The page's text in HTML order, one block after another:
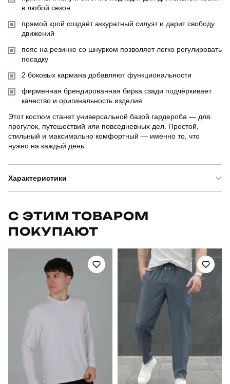
в любой сезон
прямой крой создаёт аккуратный силуэт и дарит свободу
движений
пояс на резинке со шнурком позволяет легко регулировать
посадку
2 боковых кармана добавляют функциональности
фирменная брендированная бирка сзади подчёркивает
качество и оригинальность изделия
Этот костюм станет универсальной базой гардероба — для
прогулок, путешествий или повседневных дел. Простой,
стильный и максимально комфортный — именно то, что
нужно на каждый день.
Характеристики
Артикул
для повсякденного носіння
повсякденний
Склад тканини
україна
С ЭТИМ ТОВАРОМ
ПОКУПАЮТ